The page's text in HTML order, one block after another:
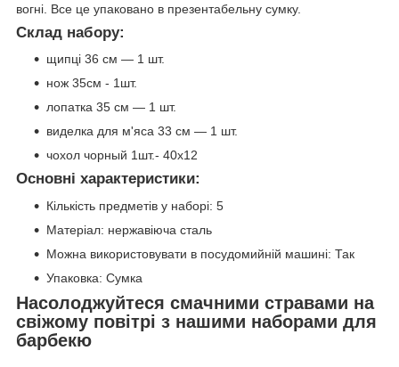
вогні. Все це упаковано в презентабельну сумку.
Склад набору:
щипці 36 см — 1 шт.
нож 35см - 1шт.
лопатка 35 см — 1 шт.
виделка для м'яса 33 см — 1 шт.
чохол чорный 1шт.- 40х12
Основні характеристики:
Кількість предметів у наборі: 5
Матеріал: нержавіюча сталь
Можна використовувати в посудомийній машині: Так
Упаковка: Сумка
Насолоджуйтеся смачними стравами на
свіжому повітрі з нашими наборами для
барбекю